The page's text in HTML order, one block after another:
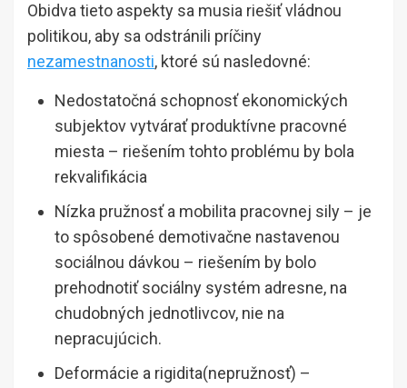
Obidva tieto aspekty sa musia riešiť vládnou
politikou, aby sa odstránili príčiny
nezamestnanosti, ktoré sú nasledovné:
Nedostatočná schopnosť ekonomických
subjektov vytvárať produktívne pracovné
miesta – riešením tohto problému by bola
rekvalifikácia
Nízka pružnosť a mobilita pracovnej sily – je
to spôsobené demotivačne nastavenou
sociálnou dávkou – riešením by bolo
prehodnotiť sociálny systém adresne, na
chudobných jednotlivcov, nie na
nepracujúcich.
Deformácie a rigidita(nepružnosť) –